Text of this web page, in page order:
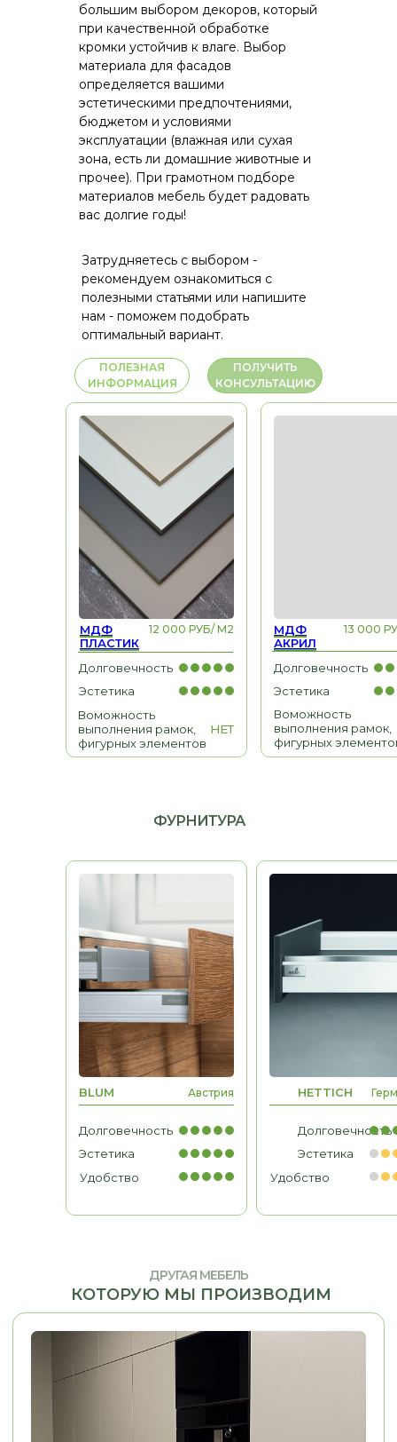
ПОЛЕЗНАЯ
ИНФОРМАЦИЯ
ПОЛУЧИТЬ
КОНСУЛЬТАЦИЮ
большим выбором декоров, который
при качественной обработке
кромки устойчив к влаге. Выбор
материала для фасадов
определяется вашими
эстетическими предпочтениями,
бюджетом и условиями
эксплуатации (влажная или сухая
зона, есть ли домашние животные и
прочее). При грамотном подборе
материалов мебель будет радовать
вас долгие годы!
Затрудняетесь с выбором -
рекомендуем ознакомиться с
полезными статьями или напишите
нам - поможем подобрать
оптимальный вариант.
НЕТ
Воможность
выполнения рамок,
фигурных элементов
Эстетика
Долговечность
12 000 РУБ/ М2
МДФ
ПЛАСТИК
Воможность
выполнения рамок,
фигурных
Эстетика
Долговечность
13 000
МДФ
АКРИЛ
ФУРНИТУРА
Долговечность
Эстетика
Удобство
HETTICH
Долговечность
Эстетика
Удобство
BLUM Австрия
ДРУГАЯ МЕБЕЛЬ
КОТОРУЮ МЫ ПРОИЗВОДИМ
МЕБЕЛЬ ДЛЯ ДОМА
детские, санузлы
МЕБЕЛЬ ДЛЯ БИЗНЕСА
Рабочие места, мебель для
кабинетов, зоны ресепшн